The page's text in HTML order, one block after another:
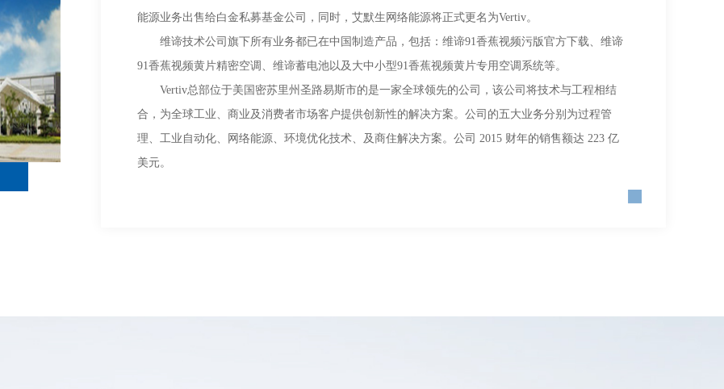
能源业务出售给白金私募基金公司，同时，艾默生网络能源将正式更名为Vertiv。
维谛技术公司旗下所有业务都已在中国制造产品，包括：维谛91香蕉视频污版官方下载、维谛
91香蕉视频黄片精密空调、维谛蓄电池以及大中小型91香蕉视频黄片专用空调系统等。
Vertiv总部位于美国密苏里州圣路易斯市的是一家全球领先的公司，该公司将技术与工程相结
合，为全球工业、商业及消费者市场客户提供创新性的解决方案。公司的五大业务分别为过程管
理、工业自动化、网络能源、环境优化技术、及商住解决方案。公司 2015 财年的销售额达 223 亿
美元。